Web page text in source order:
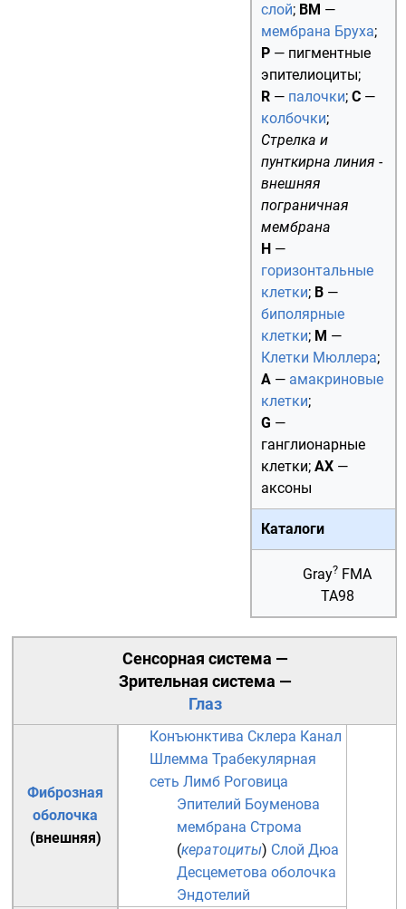
слой; BM —
мембрана Бруха;
P — пигментные
эпителиоциты;
R — палочки; C —
колбочки;
Стрелка и
пунткирна линия -
внешняя
пограничная
мембрана
H —
горизонтальные
клетки; B —
биполярные
клетки; M —
Клетки Мюллера;
A — амакриновые
клетки;
G —
ганглионарные
клетки; AX —
аксоны
Каталоги
Gray? FMA
TA98
Сенсорная система —
Зрительная система —
Глаз
Фиброзная
оболочка
(внешняя)
Конъюнктива Склера Канал
Шлемма Трабекулярная
сеть Лимб Роговица
Эпителий Боуменова
мембрана Строма
(кератоциты) Слой Дюа
Десцеметова оболочка
Эндотелий